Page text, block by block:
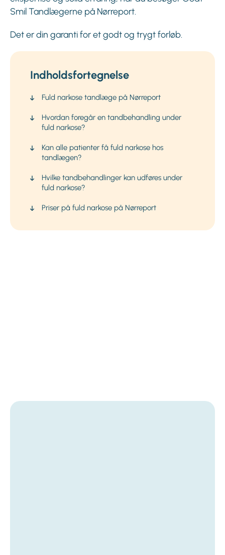
Smil Tandlægerne på Nørreport.
Det er din garanti for et godt og trygt forløb.
Indholdsfortegnelse
Fuld narkose tandlæge på Nørreport
Hvordan foregår en tandbehandling under
fuld narkose?
Kan alle patienter få fuld narkose hos
tandlægen?
Hvilke tandbehandlinger kan udføres under
fuld narkose?
Priser på fuld narkose på Nørreport